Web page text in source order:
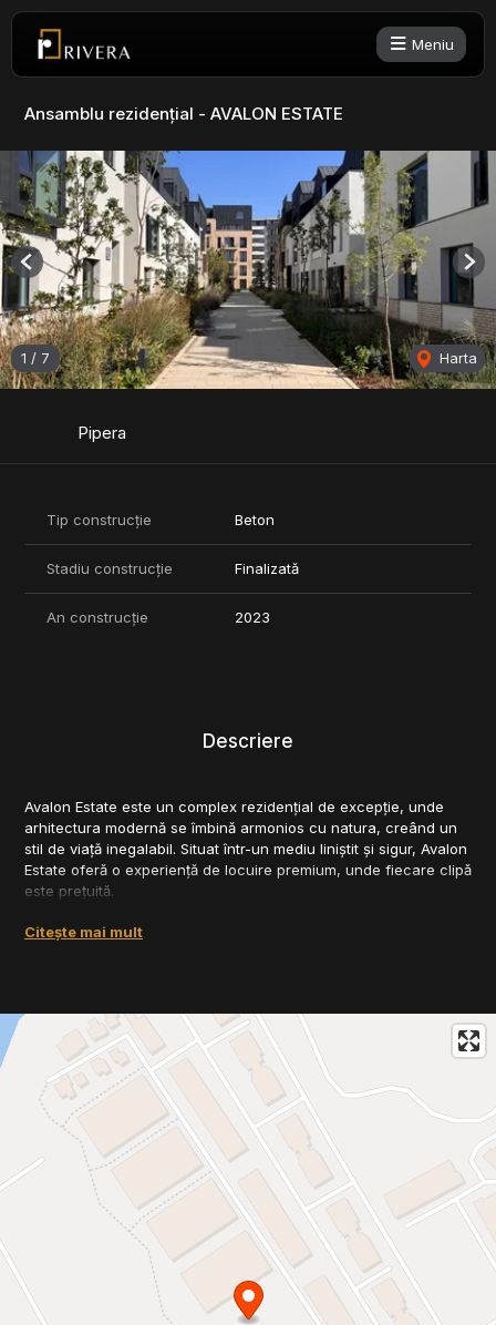
Meniu
Ansamblu rezidențial - AVALON ESTATE
Pipera
1 / 7 Harta
Previous
Tip construcție Beton
Stadiu construcție Finalizată
An construcție 2023
Descriere
Avalon Estate este un complex rezidențial de excepție, unde
arhitectura modernă se îmbină armonios cu natura, creând un
stil de viață inegalabil. Situat într-un mediu liniștit și sigur, Avalon
Estate oferă o experiență de locuire premium, unde fiecare clipă
este prețuită.
Facilități exclusive pentru comunitate:
* Evenimente private: organizate pentru rezidenți, pentru a
construi o comunitate unită și vibrantă.
* Săli de fitness: echipate cu dotări de ultimă generație, pentru a
menține un stil de viață sănătos.
* Piscină eco-friendly: de 187 m², cu sistem de filtrare prin
plante, asigurând o experiență de înot naturală și plăcută.
* Spații verzi extinse: 28.000 m² de zone de promenadă și spații
verzi, oferind locuri ideale pentru relaxare și recreere.
* Zone fără trafic auto: concepute pentru siguranța și confortul
locatarilor, cu accent pe accesibilitatea pietonală.
* Grădiniță privată: pentru educația și îngrijirea copiilor, oferind
un mediu sigur și stimulator.
* Acces securizat 24/7: cu monitorizare constantă, asigurând
un mediu sigur pentru toți rezidenții.
Citește mai mult